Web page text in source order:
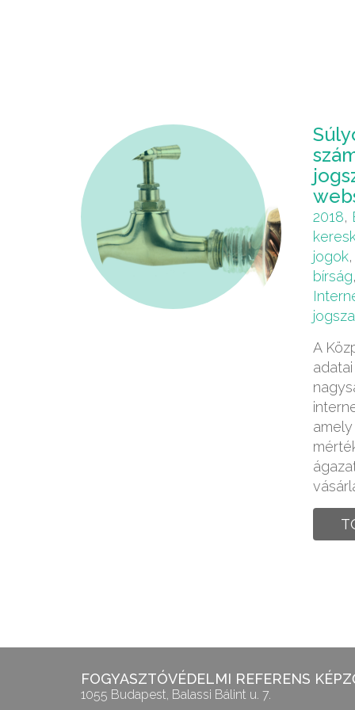
2018,
jogok
bírság
A
FOGYASZTÓVÉDELMI REFERENS
1055 Budapest, Balassi Bálint u. 7.